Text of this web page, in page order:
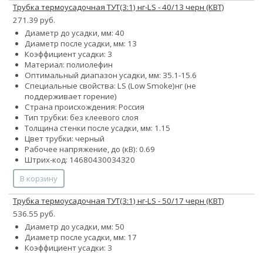
Трубка термоусадочная ТУТ(3:1) нг-LS - 40/13 черн (КВТ)
271.39 руб.
Диаметр до усадки, мм: 40
Диаметр после усадки, мм: 13
Коэффициент усадки: 3
Материал: полиолефин
Оптимальный диапазон усадки, мм: 35.1-15.6
Специальные свойства: LS (Low Smoke)нг (не
поддерживает горение)
Страна происхождения: Россия
Тип трубки: без клеевого слоя
Толщина стенки после усадки, мм: 1.15
Цвет трубки: черный
Рабочее напряжение, до (кВ): 0.69
Штрих-код: 14680430034320
В корзину
Трубка термоусадочная ТУТ(3:1) нг-LS - 50/17 черн (КВТ)
536.55 руб.
Диаметр до усадки, мм: 50
Диаметр после усадки, мм: 17
Коэффициент усадки: 3